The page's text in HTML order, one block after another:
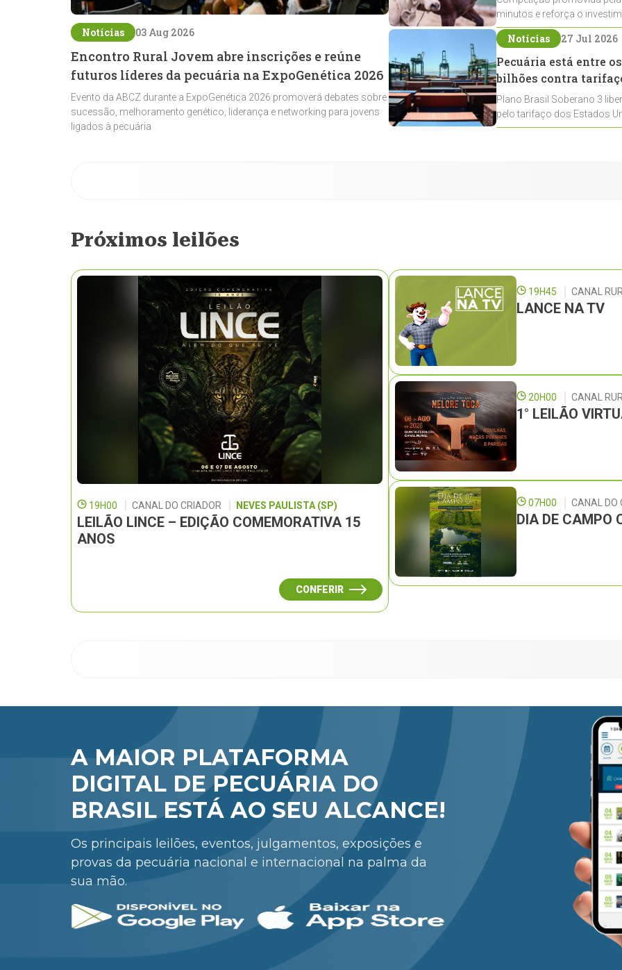
Notícias 03 Aug 2026
Encontro Rural Jovem abre inscrições e reúne
futuros líderes da pecuária na ExpoGenética 2026
Evento da ABCZ durante a ExpoGenética 2026 promoverá debates sobre
sucessão, melhoramento genético, liderança e networking para jovens
ligados à pecuária
minutos e reforça o
Crioulos voltados ao laço
Notícias 27 Jul 2026
Pecuária está entre
bilhões contra
Plano Brasil Soberano 3
pelo tarifaço dos Estados
contemplados
Próximos leilões
19H00 CANAL DO CRIADOR NEVES PAULISTA (SP)
LEILÃO LINCE – EDIÇÃO COMEMORATIVA 15
ANOS
CONFERIR
19H45 CANAL
LANCE NA TV
20H00 CANAL
1° LEILÃO
07H00 CANAL DO
DIA DE CAMPO
A MAIOR PLATAFORMA
DIGITAL DE PECUÁRIA DO
BRASIL ESTÁ AO SEU ALCANCE!
Os principais leilões, eventos, julgamentos, exposições e
provas da pecuária nacional e internacional na palma da
sua mão.